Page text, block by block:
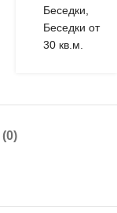
Беседки
Беседки от
30 кв.м.